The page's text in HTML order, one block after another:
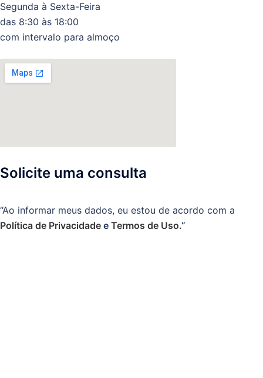
Segunda à Sexta-Feira
das 8:30 às 18:00
com intervalo para almoço
Solicite uma consulta
“Ao informar meus dados, eu estou de acordo com a
Política de Privacidade e Termos de Uso.”